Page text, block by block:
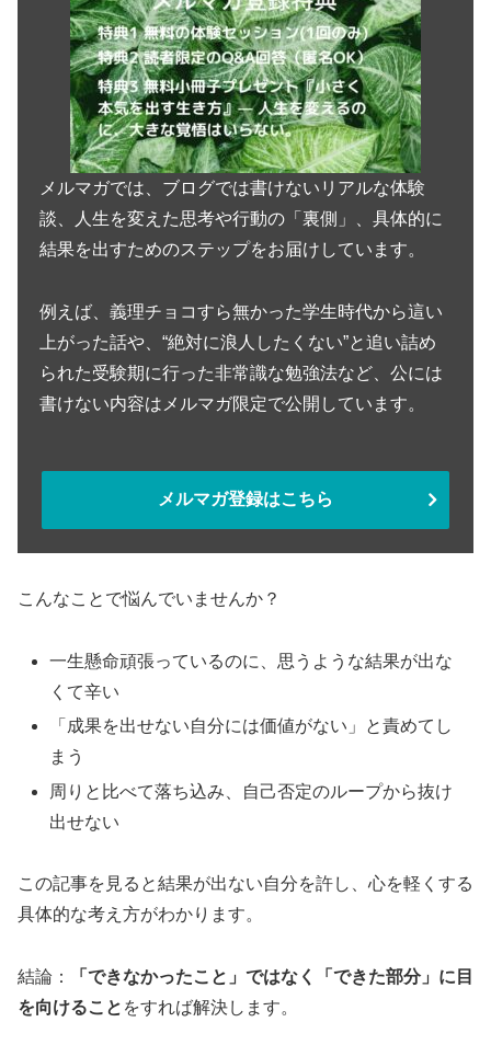
メルマガでは、ブログでは書けないリアルな体験
談、人生を変えた思考や行動の「裏側」、具体的に
結果を出すためのステップをお届けしています。
例えば、義理チョコすら無かった学生時代から這い
上がった話や、“絶対に浪人したくない”と追い詰め
られた受験期に行った非常識な勉強法など、公には
書けない内容はメルマガ限定で公開しています。
メルマガ登録はこちら
こんなことで悩んでいませんか？
一生懸命頑張っているのに、思うような結果が出な
くて辛い
「成果を出せない自分には価値がない」と責めてし
まう
周りと比べて落ち込み、自己否定のループから抜け
出せない
この記事を見ると結果が出ない自分を許し、心を軽くする
具体的な考え方がわかります。
結論：
「できなかったこと」ではなく「できた部分」に目
を向けること をすれば解決します。